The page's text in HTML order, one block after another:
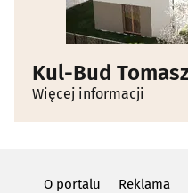
Kul-Bud
Więcej informacji
O portalu Reklama